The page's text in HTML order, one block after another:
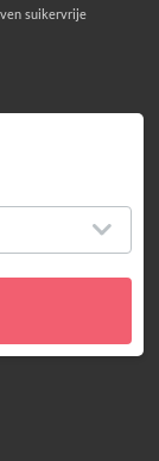
suikervrije